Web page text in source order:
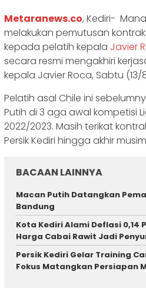
Metaranews.co, Kediri-
melakukan pemutusan
kepada pelatih kepala Javier
secara resmi mengakhiri
kepala Javier Roca, Sabtu (13/
Pelatih asal Chile ini
Putih di 3 aga awal kompetisi
2022/2023. Masih terikat
Persik Kediri hingga akhir
BACAAN LAINNYA
Macan Putih Datangkan
Bandung
Kota Kediri Alami Deflasi 0,14
Harga Cabai Rawit Jadi
Persik Kediri Gelar Training
Fokus Matangkan Persiapan